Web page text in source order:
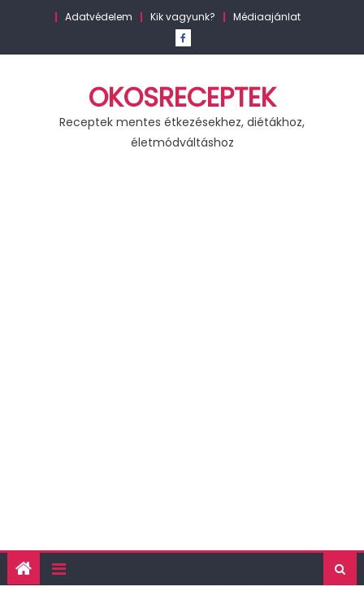
Adatvédelem Kik vagyunk? Médiaajánlat
OKOSRECEPTEK
Receptek mentes étkezésekhez, diétákhoz,
életmódváltáshoz